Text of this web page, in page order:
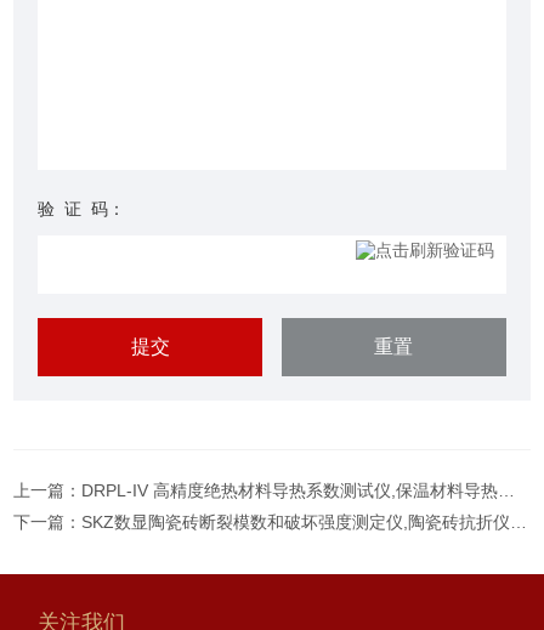
验 证 码：
上一篇： DRPL-IV 高精度绝热材料导热系数测试仪,保温材料导热系数测试仪
下一篇： SKZ数显陶瓷砖断裂模数和破坏强度测定仪,陶瓷砖抗折仪(抗折试验机)
关注我们